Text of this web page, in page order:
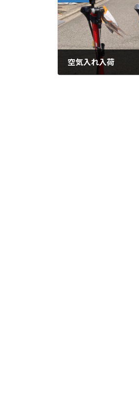
空気入れ入荷